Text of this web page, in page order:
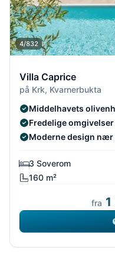
4/832
Villa Caprice
på Krk, Kvarnerbukta
Middelhavets
Fredelige
Moderne design
3 Soverom
160 m²
fra